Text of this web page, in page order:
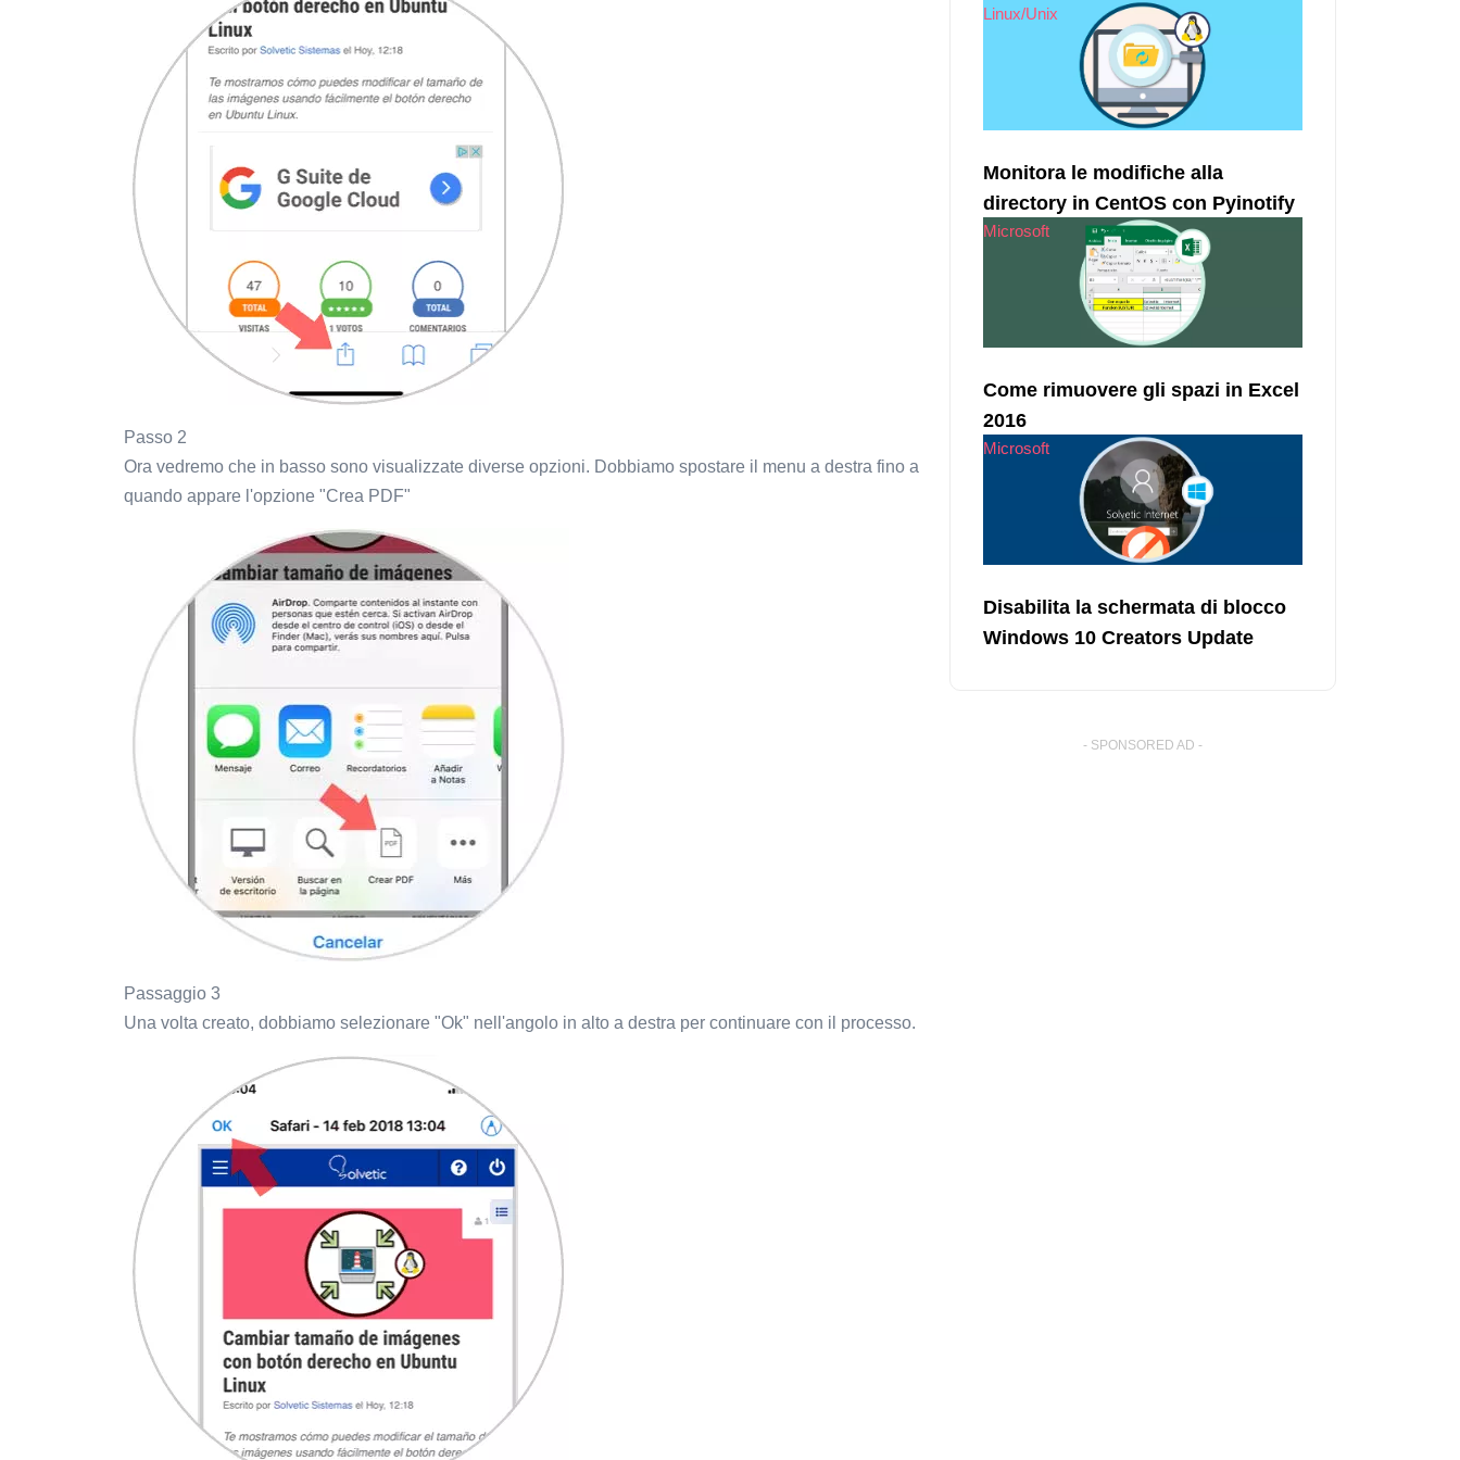
Passo 2
Ora vedremo che in basso sono visualizzate diverse opzioni. Dobbiamo spostare il menu a destra fino a
quando appare l'opzione "Crea PDF"
Passaggio 3
Una volta creato, dobbiamo selezionare "Ok" nell'angolo in alto a destra per continuare con il processo.
Linux/Unix
Monitora le modifiche alla
directory in CentOS con Pyinotify
Microsoft
Come rimuovere gli spazi in Excel
2016
Microsoft
Disabilita la schermata di blocco
Windows 10 Creators Update
- SPONSORED AD -